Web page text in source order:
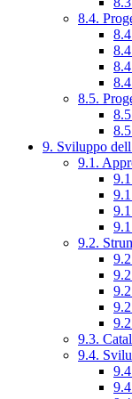
8.4.
8.5.
9. Sviluppo
9.1.
9.2.
9.3.
9.4.